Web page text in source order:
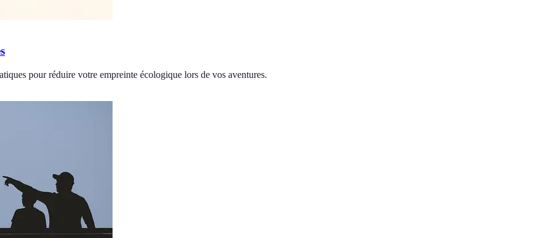
pour réduire votre empreinte écologique lors de vos aventures.